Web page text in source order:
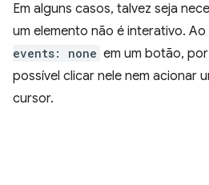
Em alguns casos, talvez seja
um elemento não é interativo.
events: none em um botão,
possível clicar nele nem acionar
cursor.